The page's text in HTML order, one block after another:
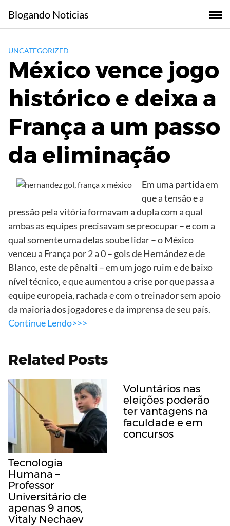
content
Blogando Noticias
UNCATEGORIZED
México vence jogo
histórico e deixa a
França a um passo
da eliminação
Em uma partida em
que a tensão e a
pressão pela vitória formavam a dupla com a qual
ambas as equipes precisavam se preocupar – e com a
qual somente uma delas soube lidar – o México
venceu a França por 2 a 0 – gols de Hernández e de
Blanco, este de pênalti – em um jogo ruim e de baixo
nível técnico, e que aumentou a crise por que passa a
equipe europeia, rachada e com o treinador sem apoio
da maioria dos jogadores e da imprensa de seu país.
Continue Lendo>>>
Related Posts
Tecnologia
Humana –
Professor
Universitário de
apenas 9 anos,
Vitaly Nechaev
Voluntários nas
eleições poderão
ter vantagens na
faculdade e em
concursos